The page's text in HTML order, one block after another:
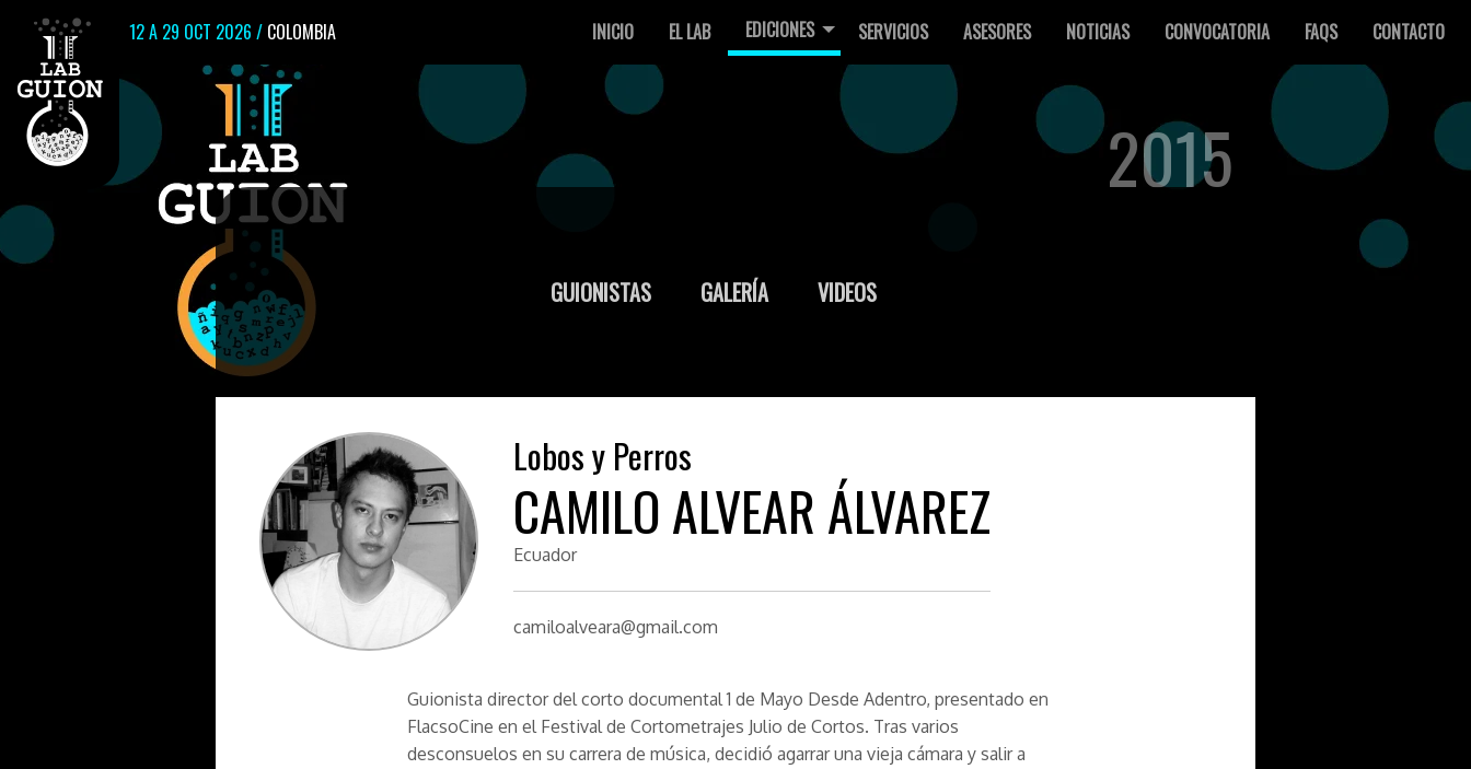
12 A 29 OCT 2026 / COLOMBIA INICIO EL LAB EDICIONES SERVICIOS ASESORES NOTICIAS CONVOCATORIA FAQS CONTACTO
2015
GUIONISTAS GALERÍA VIDEOS
Lobos y Perros
CAMILO ALVEAR ÁLVAREZ
Ecuador
camiloalveara@gmail.com
Guionista director del corto documental 1 de Mayo Desde Adentro, presentado en
FlacsoCine en el Festival de Cortometrajes Julio de Cortos. Tras varios
desconsuelos en su carrera de música, decidió agarrar una vieja cámara y salir a